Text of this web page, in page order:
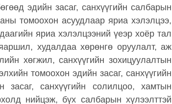
эдийн засаг, санхүүгийн салбарын
томоохон асуудлаар яриа хэлэлцээ,
яриа хэлэлцээний үеэр хоёр тал
худалдаа хөрөнгө оруулалт, аж
хөгжил, санхүүгийн зохицуулалтын
томоохон эдийн засаг, санхүүгийн
санхүүгийн солилцоо, хамтын
нийцэж, бүх салбарын хүлээлттэй